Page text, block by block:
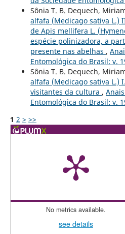
Sônia T. B. Dequech,
alfafa (Medicago sativa L.)
de Apis mellifera L.
espécie polinizadora, a
presente nas abelhas ,
Entomológica do Brasil: v.
Sônia T. B. Dequech,
alfafa (Medicago sativa L.)
visitantes da cultura ,
Entomológica do Brasil: v.
1 2 > >>
No metrics available.
see details